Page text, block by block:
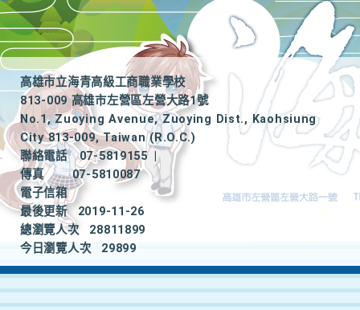
高雄市立海青高級工商職業學校
813-009 高雄市左營區左營大路1號
No.1, Zuoying Avenue, Zuoying Dist., Kaohsiung
City 813-009, Taiwan (R.O.C.)
聯絡電話
07-5819155
|
傳真
07-5810087
電子信箱
最後更新
2019-11-26
總瀏覽人次
28811899
今日瀏覽人次
29899